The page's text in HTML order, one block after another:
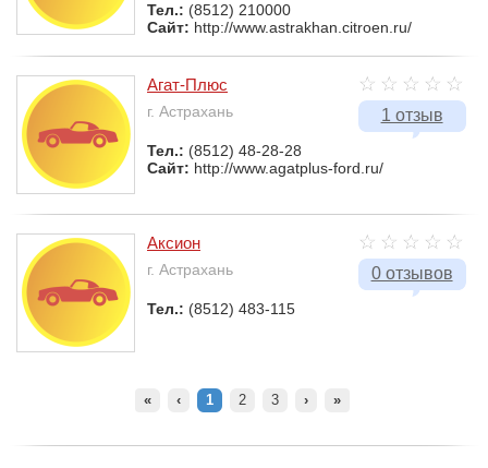
Тел.: (8512) 210000
Сайт: http://www.astrakhan.citroen.ru/
1 отзыв
Агат-Плюс
г. Астрахань
Тел.: (8512) 48-28-28
Сайт: http://www.agatplus-ford.ru/
0 отзывов
Аксион
г. Астрахань
Тел.: (8512) 483-115
« ‹ 1 2 3 › »